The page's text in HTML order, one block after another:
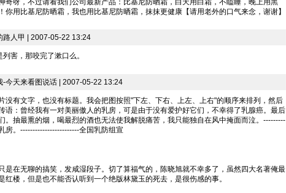
奇呀，不过请看我们公司最新产品：比基尼防晒霜，白天用白霜，不瞌睡，晚上用黑
你用比基尼防晒霜，我也用比基尼防晒霜，抹抹更健康【请用老外的口气来念，谢谢】
路人甲 | 2007-05-22 13:24
害，那咬完了漱口么。
-今天来看图说话 | 2007-05-22 13:24
没有文字，也没有标题。我会把图按照"下左、下右、上左、上右"的顺序来排列，然后
语：曾经我有一对美丽傲人的乳房，可是由于没有爱护好它们，不幸得了乳腺癌。最后
。抽最熏的烟，喝最烈的酒也无法使我解脱痛苦，我只能独自在风中掩面而泣。---------
房。------------------------全国乳防组宣
是在无聊的搞笑，发咸湿段子。切了算福气的，陈晓旭就不幸多了，虽然四大名著俺最
红楼，但是也不能否认听到一个绝版林黛玉的死去，是很伤感的事。